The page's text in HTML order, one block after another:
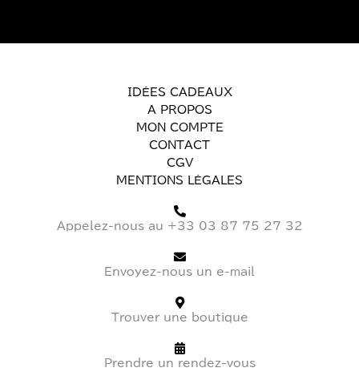
IDÉES CADEAUX
A PROPOS
MON COMPTE
CONTACT
CGV
MENTIONS LÉGALES
Appelez-nous au +33 03 87 75 27 32
Envoyez-nous un e-mail
Trouver une boutique
Prendre un rendez-vous